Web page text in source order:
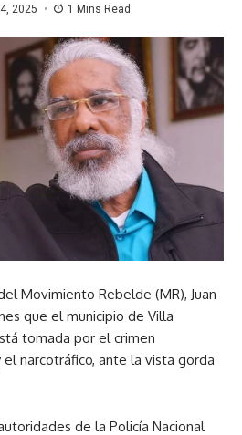
2025 1 Mins Read
Movimiento Rebelde (MR), Juan
que el municipio de Villa
tomada por el crimen
el narcotráfico, ante la vista gorda
de la Policía Nacional